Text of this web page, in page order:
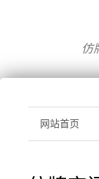
仿
网站首页